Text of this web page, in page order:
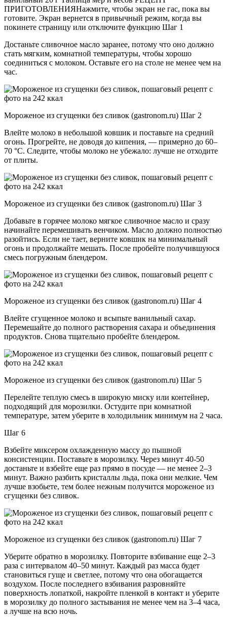
ПРИГОТОВЛЕНИЯНажмите, чтобы экран не гас, пока вы
готовите. Экран вернется в привычный режим, когда вы
покинете страницу или отключите функцию Шаг 1
Достаньте сливочное масло заранее, потому что оно должно
стать мягким, комнатной температуры, чтобы хорошо
соединиться с молоком. Оставьте его на столе не менее чем на
час.
Мороженое из сгущенки без сливок (gastronom.ru) Шаг 2
Влейте молоко в небольшой ковшик и поставьте на средний
огонь. Прогрейте, не доводя до кипения, — примерно до 60–
70 °C. Следите, чтобы молоко не убежало: лучше не отходите
от плиты.
Мороженое из сгущенки без сливок (gastronom.ru) Шаг 3
Добавьте в горячее молоко мягкое сливочное масло и сразу
начинайте перемешивать венчиком. Масло должно полностью
разойтись. Если не тает, верните ковшик на минимальный
огонь и продолжайте мешать. После пробейте получившуюся
смесь погружным блендером.
Мороженое из сгущенки без сливок (gastronom.ru) Шаг 4
Влейте сгущенное молоко и всыпьте ванильный сахар.
Перемешайте до полного растворения сахара и объединения
продуктов. Снова тщательно пробейте блендером.
Мороженое из сгущенки без сливок (gastronom.ru) Шаг 5
Перелейте теплую смесь в широкую миску или контейнер,
подходящий для морозилки. Остудите при комнатной
температуре, затем уберите в холодильник минимум на 2 часа.
Шаг 6
Взбейте миксером охлажденную массу до пышной
консистенции. Поставьте в морозилку. Через минут 40-50
достаньте и взбейте еще раз прямо в посуде — не менее 2–3
минут. Важно разбить кристаллы льда, пока они мелкие. Чем
лучше взобьете, тем более нежным получится мороженое из
сгущенки без сливок.
Мороженое из сгущенки без сливок (gastronom.ru) Шаг 7
Уберите обратно в морозилку. Повторите взбивание еще 2–3
раза с интервалом 40–50 минут. Каждый раз масса будет
становиться гуще и светлее, потому что она обогащается
воздухом. После последнего взбивания разровняйте
поверхность лопаткой, накройте пленкой в контакт и уберите
в морозилку до полного застывания не менее чем на 3–4 часа,
а лучше на всю ночь.